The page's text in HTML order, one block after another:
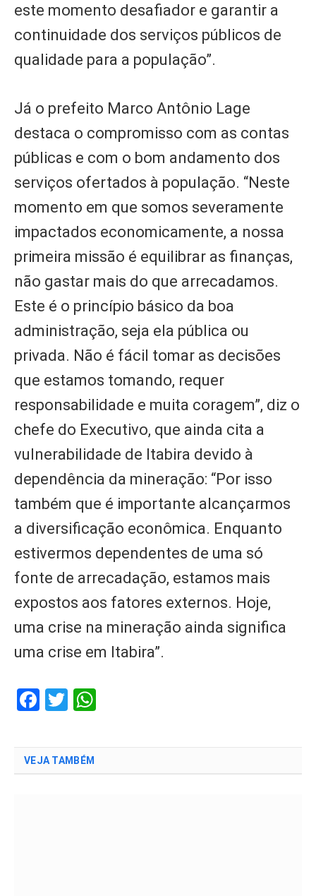
este momento desafiador e garantir a
continuidade dos serviços públicos de
qualidade para a população”.
Já o prefeito Marco Antônio Lage
destaca o compromisso com as contas
públicas e com o bom andamento dos
serviços ofertados à população. “Neste
momento em que somos severamente
impactados economicamente, a nossa
primeira missão é equilibrar as finanças,
não gastar mais do que arrecadamos.
Este é o princípio básico da boa
administração, seja ela pública ou
privada. Não é fácil tomar as decisões
que estamos tomando, requer
responsabilidade e muita coragem”, diz o
chefe do Executivo, que ainda cita a
vulnerabilidade de Itabira devido à
dependência da mineração: “Por isso
também que é importante alcançarmos
a diversificação econômica. Enquanto
estivermos dependentes de uma só
fonte de arrecadação, estamos mais
expostos aos fatores externos. Hoje,
uma crise na mineração ainda significa
uma crise em Itabira”.
Facebook
Twitter
VEJA TAMBÉM